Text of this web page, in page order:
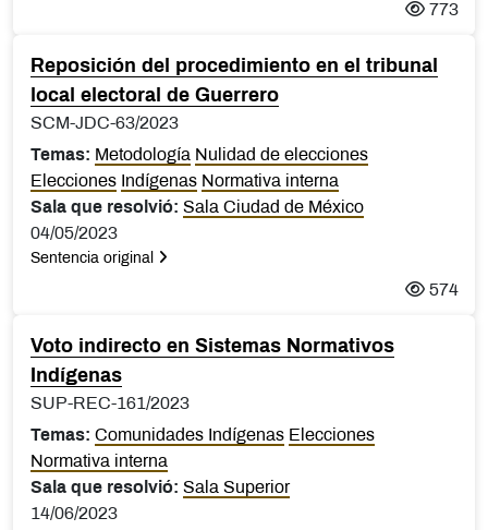
773
Reposición del procedimiento en el tribunal
local electoral de Guerrero
SCM-JDC-63/2023
Temas: Metodología Nulidad de elecciones
Elecciones Indígenas Normativa interna
Sala que resolvió: Sala Ciudad de México
04/05/2023
Sentencia original
574
Voto indirecto en Sistemas Normativos
Indígenas
SUP-REC-161/2023
Temas: Comunidades Indígenas Elecciones
Normativa interna
Sala que resolvió: Sala Superior
14/06/2023